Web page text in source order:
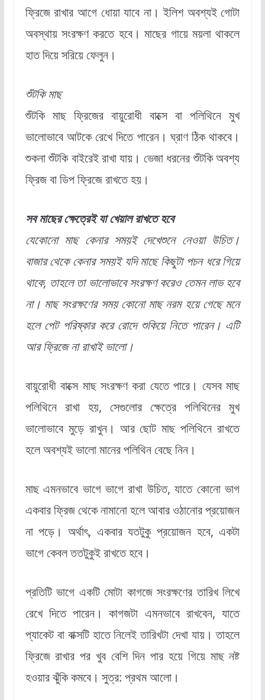
ফ্রিজে রাখার আগে ধোয়া যাবে না। ইলিশ অবশ্যই গোটা
অবস্থায় সংরক্ষণ করতে হবে। মাছের গায়ে ময়লা থাকলে
হাত দিয়ে সরিয়ে ফেলুন।
শুঁটকি মাছ
শুঁটকি মাছ ফ্রিজের বায়ুরোধী বাক্সে বা পলিথিনে মুখ
ভালোভাবে আটকে রেখে দিতে পারেন। ঘ্রাণ ঠিক থাকবে।
শুকনা শুঁটকি বাইরেই রাখা যায়। ভেজা ধরনের শুঁটকি অবশ্য
ফ্রিজ বা ডিপ ফ্রিজে রাখতে হয়।
সব মাছের ক্ষেত্রেই যা খেয়াল রাখতে হবে
যেকোনো মাছ কেনার সময়ই দেখেশুনে নেওয়া উচিত।
বাজার থেকে কেনার সময়ই যদি মাছে কিছুটা পচন ধরে গিয়ে
থাকে, তাহলে তা ভালোভাবে সংরক্ষণ করেও তেমন লাভ হবে
না। মাছ সংরক্ষণের সময় কোনো মাছ নরম হয়ে গেছে মনে
হলে পেট পরিষ্কার করে রোদে শুকিয়ে নিতে পারেন। এটি
আর ফ্রিজে না রাখাই ভালো।
বায়ুরোধী বাক্সে মাছ সংরক্ষণ করা যেতে পারে। যেসব মাছ
পলিথিনে রাখা হয়, সেগুলোর ক্ষেত্রে পলিথিনের মুখ
ভালোভাবে মুড়ে রাখুন। আর ছোট মাছ পলিথিনে রাখতে
হলে অবশ্যই ভালো মানের পলিথিন বেছে নিন।
মাছ এমনভাবে ভাগে ভাগে রাখা উচিত, যাতে কোনো ভাগ
একবার ফ্রিজ থেকে নামানো হলে আবার ওঠানোর প্রয়োজন
না পড়ে। অর্থাৎ, একবার যতটুকু প্রয়োজন হবে, একটা
ভাগে কেবল ততটুকুই রাখতে হবে।
প্রতিটি ভাগে একটি মোটা কাগজে সংরক্ষণের তারিখ লিখে
রেখে দিতে পারেন। কাগজটা এমনভাবে রাখবেন, যাতে
প্যাকেট বা বাক্সটি হাতে নিলেই তারিখটা দেখা যায়। তাহলে
ফ্রিজে রাখার পর খুব বেশি দিন পার হয়ে গিয়ে মাছ নষ্ট
হওয়ার ঝুঁকি কমবে। সুত্র: প্রথম আলো।